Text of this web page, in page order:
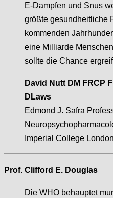
E-Dampfen und Snus
größte gesundheitliche
kommenden
eine Milliarde
sollte die Chance
David Nutt DM FRCP
DLaws
Edmond J. Safra
Imperial College London
Prof. Clifford E. Douglas
Die WHO behauptet